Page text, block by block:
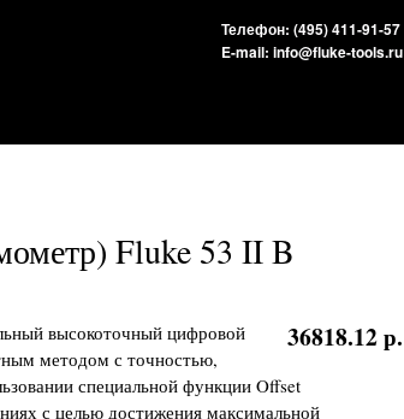
Телефон: (495) 411-91-57
E-mail: info@fluke-tools.ru
Fluke 53 II B
36818.12 р.
высокоточный цифровой
методом с точностью,
специальной функции Offset
с целью достижения максимальной